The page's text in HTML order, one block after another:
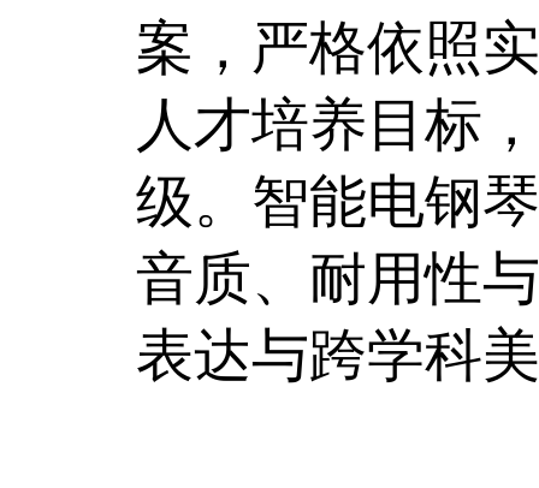
案，严格依照
人才培养目标
级。智能电钢
音质、耐用性
表达与跨学科